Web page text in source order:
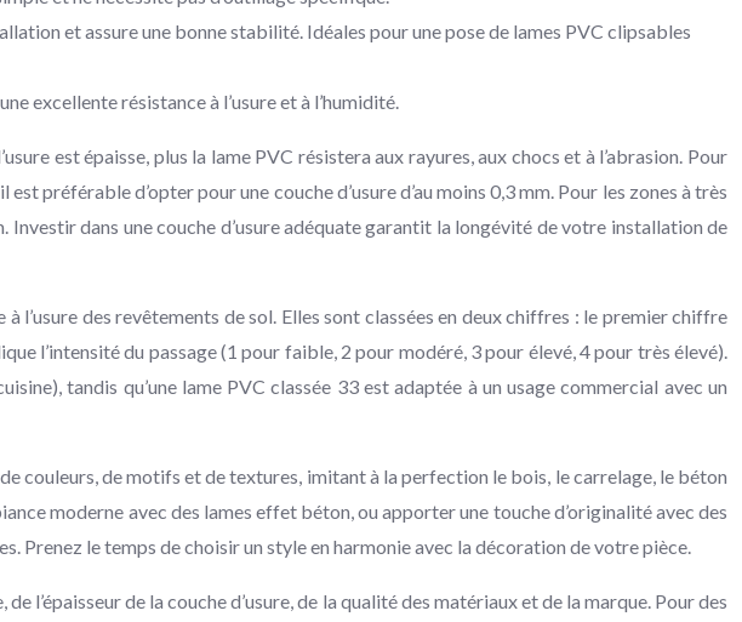
et assure une bonne stabilité. Idéales pour une pose de lames PVC clipsables
excellente résistance à l’usure et à l’humidité.
est épaisse, plus la lame PVC résistera aux rayures, aux chocs et à l’abrasion. Pour
préférable d’opter pour une couche d’usure d’au moins 0,3 mm. Pour les zones à très
Investir dans une couche d’usure adéquate garantit la longévité de votre installation de
à l’usure des revêtements de sol. Elles sont classées en deux chiffres : le premier chiffre
l’intensité du passage (1 pour faible, 2 pour modéré, 3 pour élevé, 4 pour très élevé).
tandis qu’une lame PVC classée 33 est adaptée à un usage commercial avec un
couleurs, de motifs et de textures, imitant à la perfection le bois, le carrelage, le béton
moderne avec des lames effet béton, ou apporter une touche d’originalité avec des
Prenez le temps de choisir un style en harmonie avec la décoration de votre pièce.
l’épaisseur de la couche d’usure, de la qualité des matériaux et de la marque. Pour des